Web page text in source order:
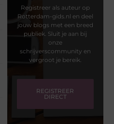
Registreer als auteur op
Rotterdam-gids.nl en deel
jouw blogs met een breed
publiek. Sluit je aan bij
onze
schrijverscommunity en
vergroot je bereik.
REGISTREER
DIRECT